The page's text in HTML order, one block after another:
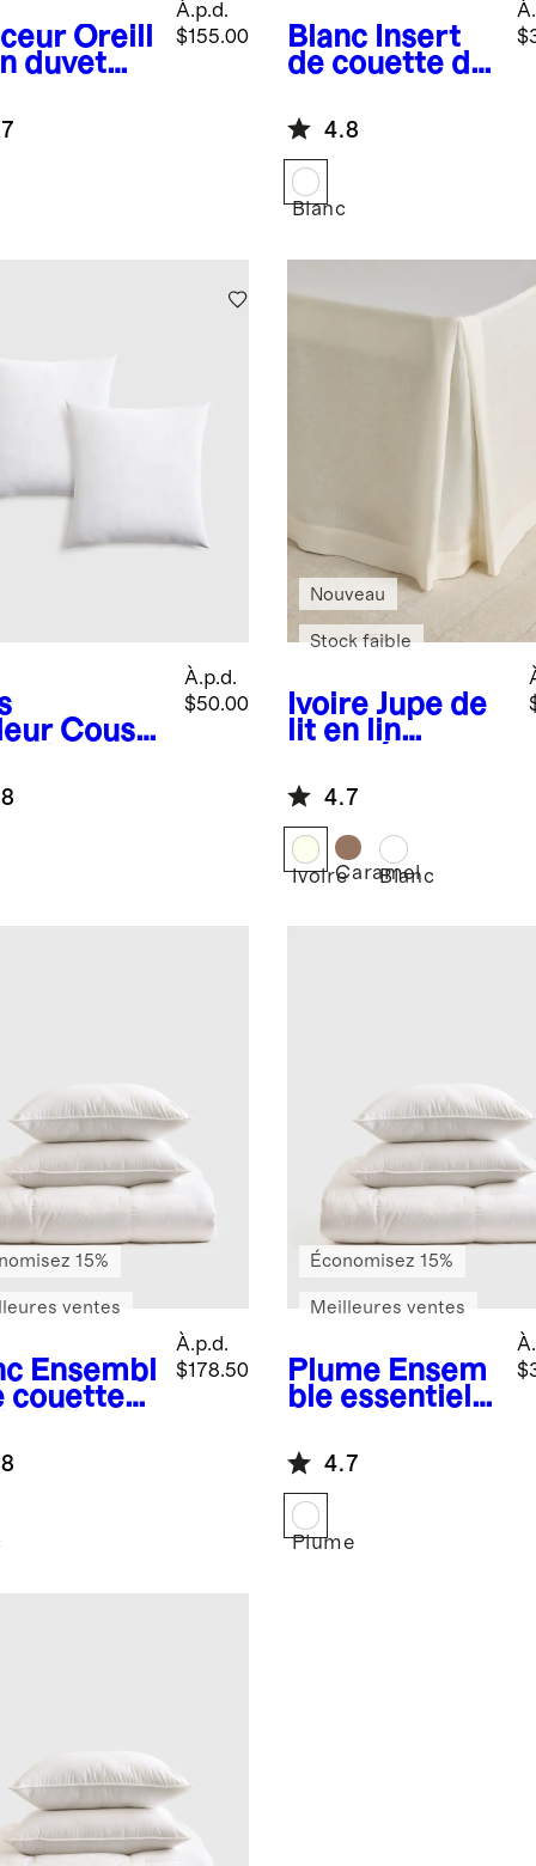
Oreill
duvet
À.p.d.
$155.00
Blanc Insert
de couette de
chaud en
duvet d'oie
4.8
Blanc
Coussi
À.p.d.
$50.00
Ivoire Jupe de
lit en lin
Nouveau
Stock faible
4.7
IvoireCaramel
Blanc
Ensembl
couette
À.p.d.
$178.50
15%
ventes
Plume Ensem
ble essentiel
synthétique
de qualité
supérieure
Économisez 15%
Meilleures ventes
4.7
Plume